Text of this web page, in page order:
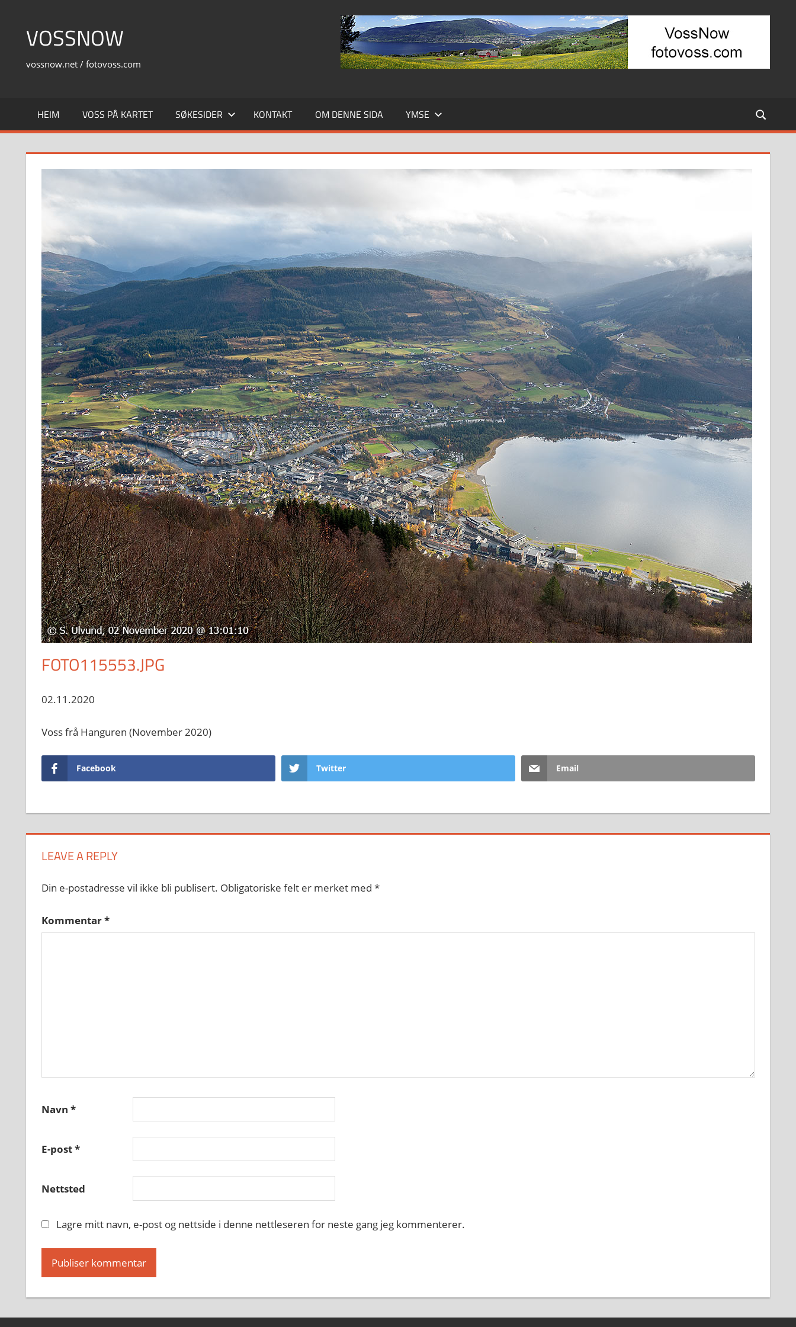
contentVOSSNOW
vossnow.net / fotovoss.com
HEIM VOSS PÅ KARTET SØKESIDER KONTAKT OM DENNE SIDA YMSE
FOTO115553.JPG
02.11.2020
Voss frå Hanguren (November 2020)
Facebook Twitter Email
LEAVE A REPLY
Din e-postadresse vil ikke bli publisert. Obligatoriske felt er merket med *
Kommentar*
Navn *
E-post*
Nettsted
Lagre mitt navn, e-post og nettside i denne nettleseren for neste gang jeg kommenterer.